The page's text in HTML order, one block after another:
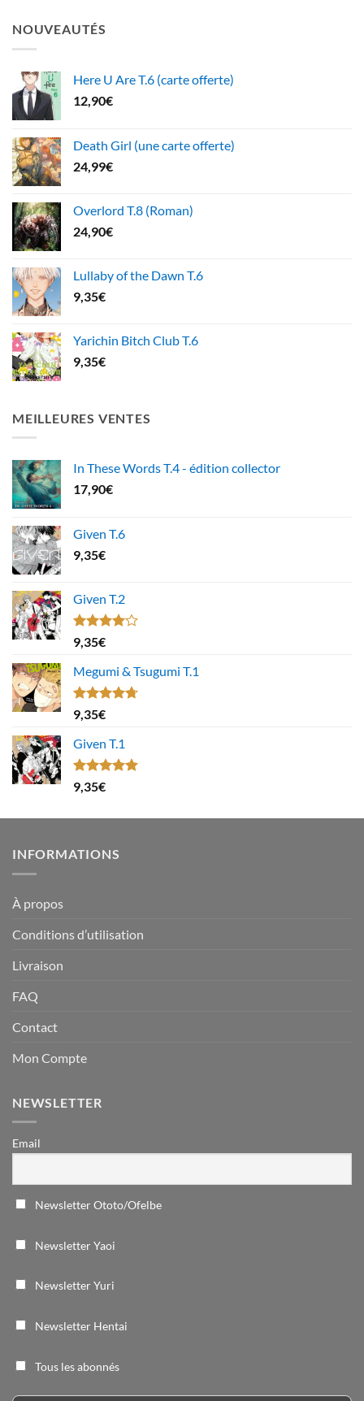
NOUVEAUTÉS
Here U Are T.6 (carte offerte)
12,90€
Death Girl (une carte offerte)
24,99€
Overlord T.8 (Roman)
24,90€
Lullaby of the Dawn T.6
9,35€
Yarichin Bitch Club T.6
9,35€
MEILLEURES VENTES
In These Words T.4 - édition collector
17,90€
Given T.6
9,35€
Given T.2
Note
4.00
5
9,35€
Megumi & Tsugumi T.1
Note4.67
sur 5
9,35€
Given T.1
Note5.00
sur 5
9,35€
INFORMATIONS
À propos
Conditions d’utilisation
Livraison
FAQ
Contact
Mon Compte
NEWSLETTER
Email
Newsletter Ototo/Ofelbe
Newsletter Yaoi
Newsletter Yuri
Newsletter Hentai
Tous les abonnés